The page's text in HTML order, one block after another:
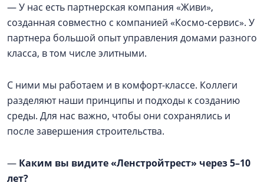
— У нас есть партнерская компания «Живи»,
созданная совместно с компанией «Космо-сервис». У
партнера большой опыт управления домами разного
класса, в том числе элитными.
С ними мы работаем и в комфорт-классе. Коллеги
разделяют наши принципы и подходы к созданию
среды. Для нас важно, чтобы они сохранялись и
после завершения строительства.
— Каким вы видите «Ленстройтрест» через 5–10
лет?